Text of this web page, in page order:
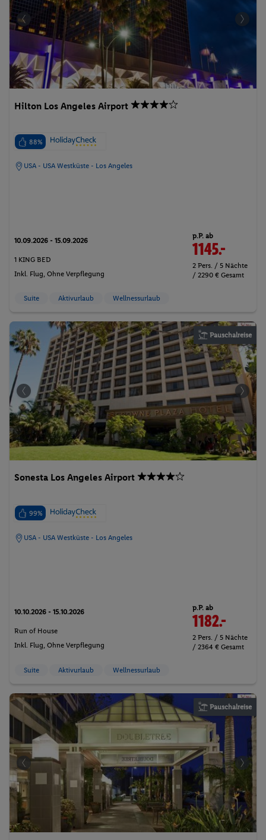
Hilton Los Angeles Airport
88%
USA - USA Westküste - Los Angeles
10.09.2026 - 15.09.2026
1 KING BED
Inkl. Flug, Ohne Verpflegung
p.P. ab
1145.-
2 Pers. / 5 Nächte
/ 2290 € Gesamt
Suite Aktivurlaub Wellnessurlaub
Pauschalreise
Sonesta Los Angeles Airport
99%
USA - USA Westküste - Los Angeles
10.10.2026 - 15.10.2026
Run of House
Inkl. Flug, Ohne Verpflegung
p.P. ab
1182.-
2 Pers. / 5 Nächte
/ 2364 € Gesamt
Suite Aktivurlaub Wellnessurlaub
Pauschalreise